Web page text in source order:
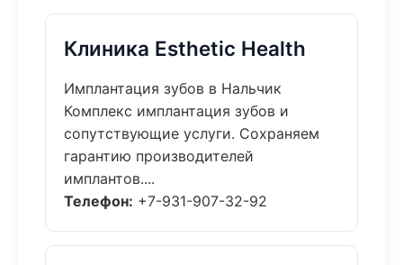
Клиника Esthetic Health
Имплантация зубов в Нальчик
Комплекс имплантация зубов и
сопутствующие услуги. Сохраняем
гарантию производителей
имплантов....
Телефон: +7-931-907-32-92